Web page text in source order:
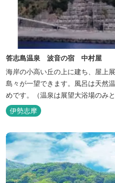
答志島温泉 波音の宿 中村屋
海岸の小高い丘の上に建ち、屋上
島々が一望できます。風呂は天然
めです。（温泉は展望大浴場のみと
伊勢志摩